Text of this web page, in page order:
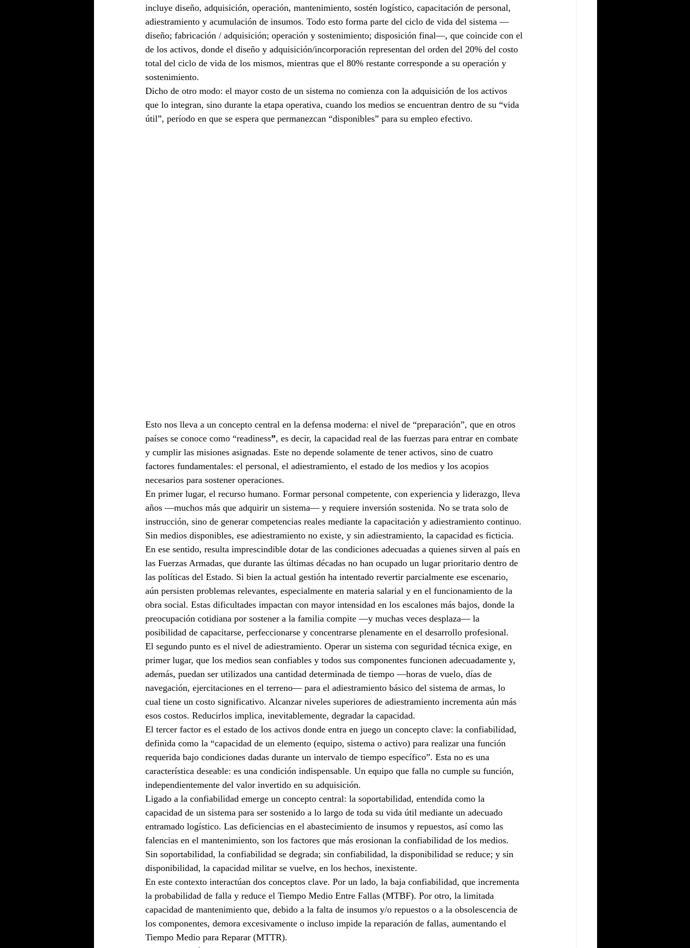
incluye diseño, adquisición, operación, mantenimiento, sostén logístico, capacitación de personal,
adiestramiento y acumulación de insumos. Todo esto forma parte del ciclo de vida del sistema —
diseño; fabricación / adquisición; operación y sostenimiento; disposición final—, que coincide con el
de los activos, donde el diseño y adquisición/incorporación representan del orden del 20% del costo
total del ciclo de vida de los mismos, mientras que el 80% restante corresponde a su operación y
sostenimiento.
Dicho de otro modo: el mayor costo de un sistema no comienza con la adquisición de los activos
que lo integran, sino durante la etapa operativa, cuando los medios se encuentran dentro de su “vida
útil”, período en que se espera que permanezcan “disponibles” para su empleo efectivo.
Esto nos lleva a un concepto central en la defensa moderna: el nivel de “preparación”, que en otros
países se conoce como “readiness”, es decir, la capacidad real de las fuerzas para entrar en combate
y cumplir las misiones asignadas. Este no depende solamente de tener activos, sino de cuatro
factores fundamentales: el personal, el adiestramiento, el estado de los medios y los acopios
necesarios para sostener operaciones.
En primer lugar, el recurso humano. Formar personal competente, con experiencia y liderazgo, lleva
años —muchos más que adquirir un sistema— y requiere inversión sostenida. No se trata solo de
instrucción, sino de generar competencias reales mediante la capacitación y adiestramiento continuo.
Sin medios disponibles, ese adiestramiento no existe, y sin adiestramiento, la capacidad es ficticia.
En ese sentido, resulta imprescindible dotar de las condiciones adecuadas a quienes sirven al país en
las Fuerzas Armadas, que durante las últimas décadas no han ocupado un lugar prioritario dentro de
las políticas del Estado. Si bien la actual gestión ha intentado revertir parcialmente ese escenario,
aún persisten problemas relevantes, especialmente en materia salarial y en el funcionamiento de la
obra social. Estas dificultades impactan con mayor intensidad en los escalones más bajos, donde la
preocupación cotidiana por sostener a la familia compite —y muchas veces desplaza— la
posibilidad de capacitarse, perfeccionarse y concentrarse plenamente en el desarrollo profesional.
El segundo punto es el nivel de adiestramiento. Operar un sistema con seguridad técnica exige, en
primer lugar, que los medios sean confiables y todos sus componentes funcionen adecuadamente y,
además, puedan ser utilizados una cantidad determinada de tiempo —horas de vuelo, días de
navegación, ejercitaciones en el terreno— para el adiestramiento básico del sistema de armas, lo
cual tiene un costo significativo. Alcanzar niveles superiores de adiestramiento incrementa aún más
esos costos. Reducirlos implica, inevitablemente, degradar la capacidad.
El tercer factor es el estado de los activos donde entra en juego un concepto clave: la confiabilidad,
definida como la “capacidad de un elemento (equipo, sistema o activo) para realizar una función
requerida bajo condiciones dadas durante un intervalo de tiempo específico”. Esta no es una
característica deseable: es una condición indispensable. Un equipo que falla no cumple su función,
independientemente del valor invertido en su adquisición.
Ligado a la confiabilidad emerge un concepto central: la soportabilidad, entendida como la
capacidad de un sistema para ser sostenido a lo largo de toda su vida útil mediante un adecuado
entramado logístico. Las deficiencias en el abastecimiento de insumos y repuestos, así como las
falencias en el mantenimiento, son los factores que más erosionan la confiabilidad de los medios.
Sin soportabilidad, la confiabilidad se degrada; sin confiabilidad, la disponibilidad se reduce; y sin
disponibilidad, la capacidad militar se vuelve, en los hechos, inexistente.
En este contexto interactúan dos conceptos clave. Por un lado, la baja confiabilidad, que incrementa
la probabilidad de falla y reduce el Tiempo Medio Entre Fallas (MTBF). Por otro, la limitada
capacidad de mantenimiento que, debido a la falta de insumos y/o repuestos o a la obsolescencia de
los componentes, demora excesivamente o incluso impide la reparación de fallas, aumentando el
Tiempo Medio para Reparar (MTTR).